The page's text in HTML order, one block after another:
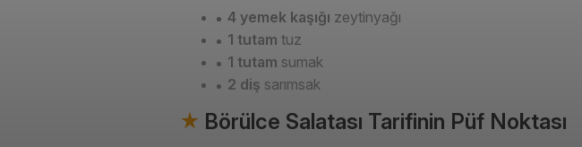
4 yemek kaşığı zeytinyağı
1 tutam tuz
1 tutam sumak
2 diş sarımsak
Börülce Salatası Tarifinin Püf Noktası